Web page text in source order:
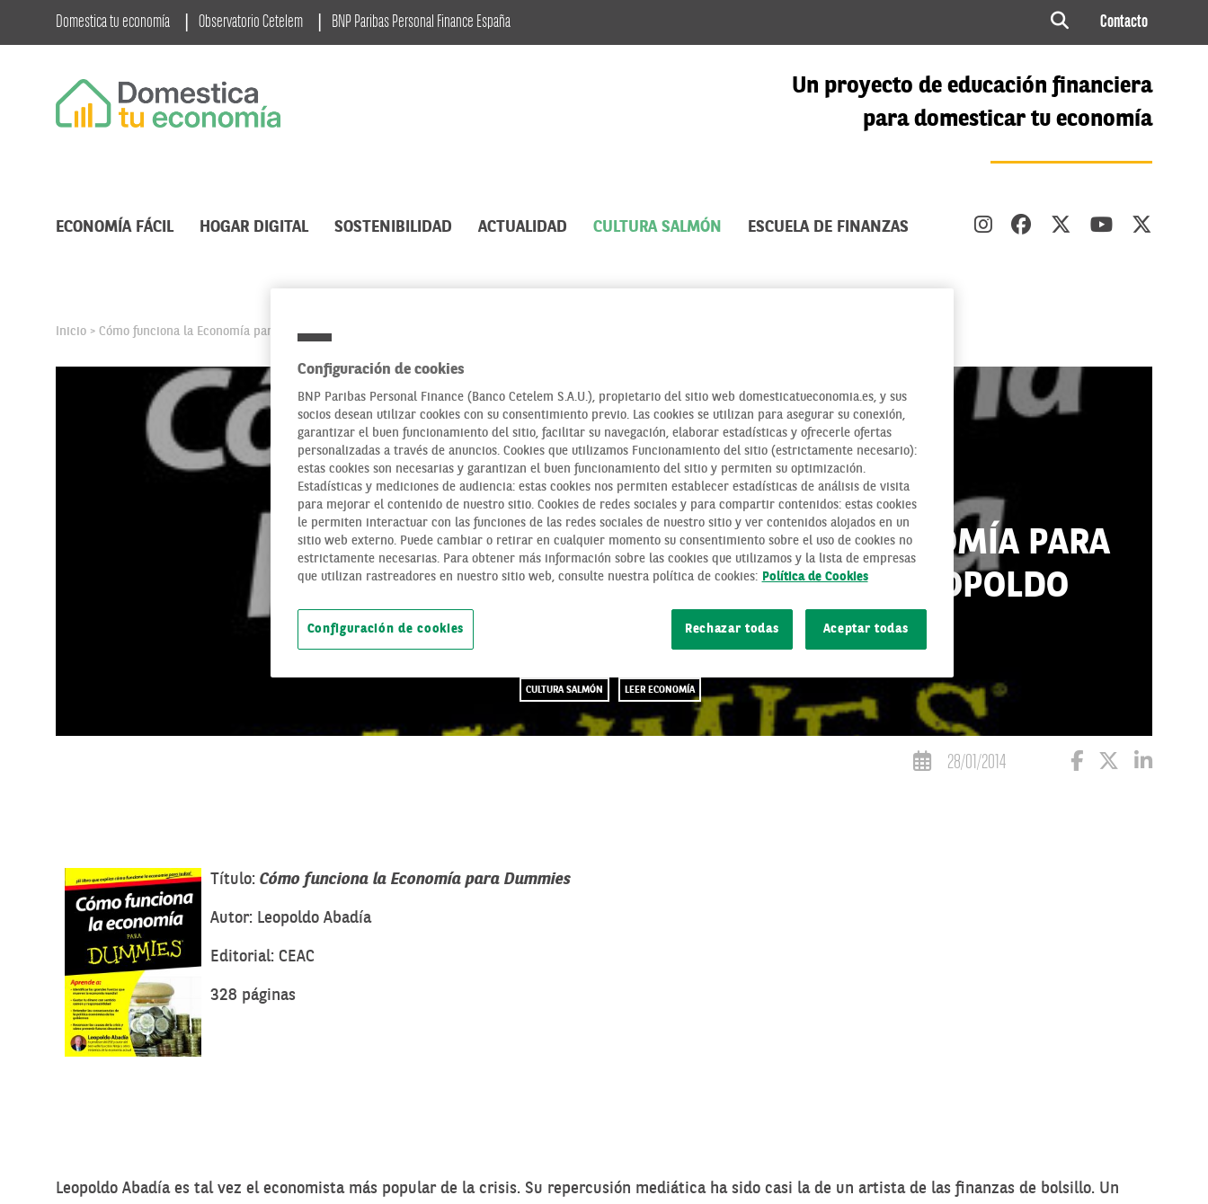
Domestica tu economía Observatorio Cetelem BNP Paribas Personal Finance España Contacto
Un proyecto de educación financiera
para domesticar tu economía
ECONOMÍA FÁCIL HOGAR DIGITAL SOSTENIBILIDAD ACTUALIDAD CULTURA SALMÓN ESCUELA DE FINANZAS
Inicio > Cómo funciona la Economía para Dummies, un libro de Leopoldo Abadía
CÓMO FUNCIONA LA ECONOMÍA PARA
DUMMIES, UN LIBRO DE LEOPOLDO
CULTURA SALMÓN LEER ECONOMÍA
28/01/2014
Título: Cómo funciona la Economía para Dummies
Autor: Leopoldo Abadía
Editorial: CEAC
328 páginas
Leopoldo Abadía es tal vez el economista más popular de la crisis. Su repercusión mediática ha sido casi la de un artista de las finanzas de bolsillo. Un
Configuración de cookies
BNP Paribas Personal Finance (Banco Cetelem S.A.U.), propietario del sitio web domesticatueconomia.es, y sus
socios desean utilizar cookies con su consentimiento previo. Las cookies se utilizan para asegurar su conexión,
garantizar el buen funcionamiento del sitio, facilitar su navegación, elaborar estadísticas y ofrecerle ofertas
personalizadas a través de anuncios. Cookies que utilizamos Funcionamiento del sitio (estrictamente necesario):
estas cookies son necesarias y garantizan el buen funcionamiento del sitio y permiten su optimización.
Estadísticas y mediciones de audiencia: estas cookies nos permiten establecer estadísticas de análisis de visita
para mejorar el contenido de nuestro sitio. Cookies de redes sociales y para compartir contenidos: estas cookies
le permiten interactuar con las funciones de las redes sociales de nuestro sitio y ver contenidos alojados en un
sitio web externo. Puede cambiar o retirar en cualquier momento su consentimiento sobre el uso de cookies no
estrictamente necesarias. Para obtener más información sobre las cookies que utilizamos y la lista de empresas
que utilizan rastreadores en nuestro sitio web, consulte nuestra política de cookies:
Política de Cookies
Configuración de cookies Rechazar todas Aceptar todas